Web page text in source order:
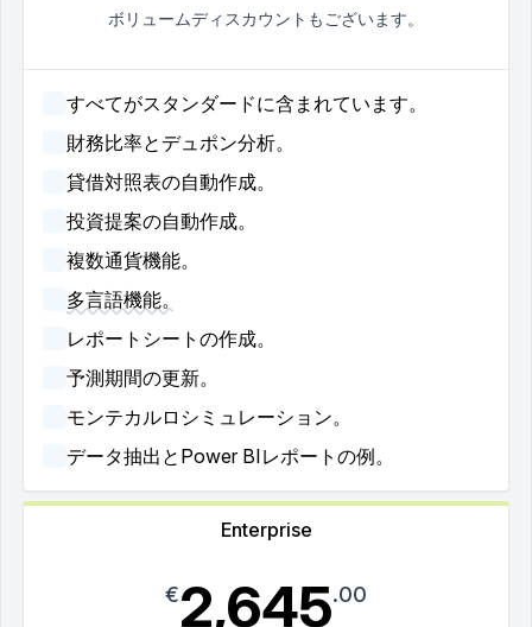
ボリュームディスカウントもございます。
すべてがスタンダードに含まれています。
財務比率とデュポン分析。
貸借対照表の自動作成。
投資提案の自動作成。
複数通貨機能。
多言語機能。
レポートシートの作成。
予測期間の更新。
モンテカルロシミュレーション。
データ抽出とPower BIレポートの例。
Enterprise
€2,645.00